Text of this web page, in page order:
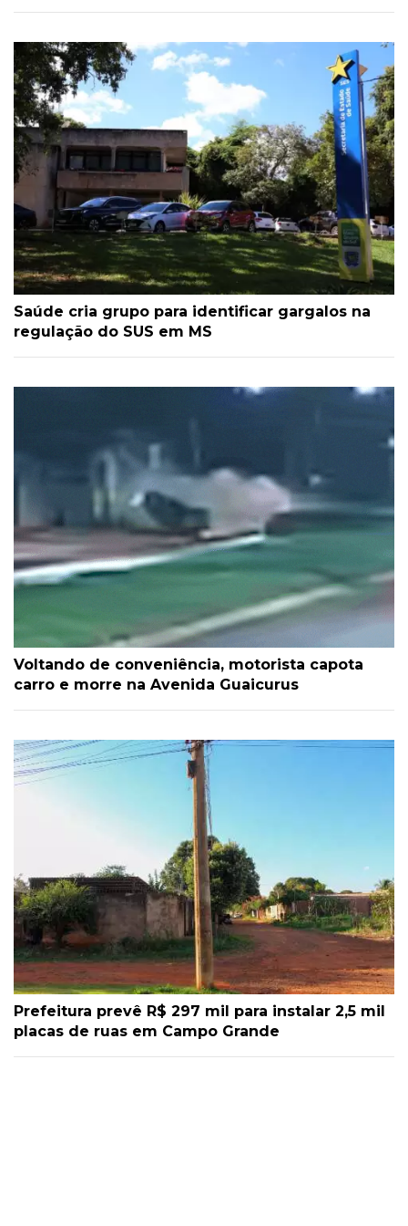
Saúde cria grupo para identificar gargalos na
regulação do SUS em MS
Voltando de conveniência, motorista capota
carro e morre na Avenida Guaicurus
Prefeitura prevê R$ 297 mil para instalar 2,5 mil
placas de ruas em Campo Grande